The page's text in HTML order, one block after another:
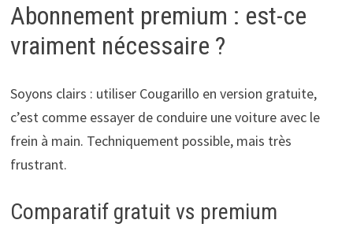
Abonnement premium : est-ce
vraiment nécessaire ?
Soyons clairs : utiliser Cougarillo en version gratuite,
c’est comme essayer de conduire une voiture avec le
frein à main. Techniquement possible, mais très
frustrant.
Comparatif gratuit vs premium